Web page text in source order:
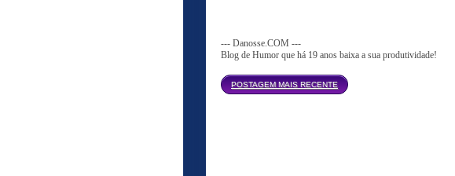
--- Danosse.COM ---
Blog de Humor que há 19 anos baixa a sua produtividade!
POSTAGEM MAIS RECENTE